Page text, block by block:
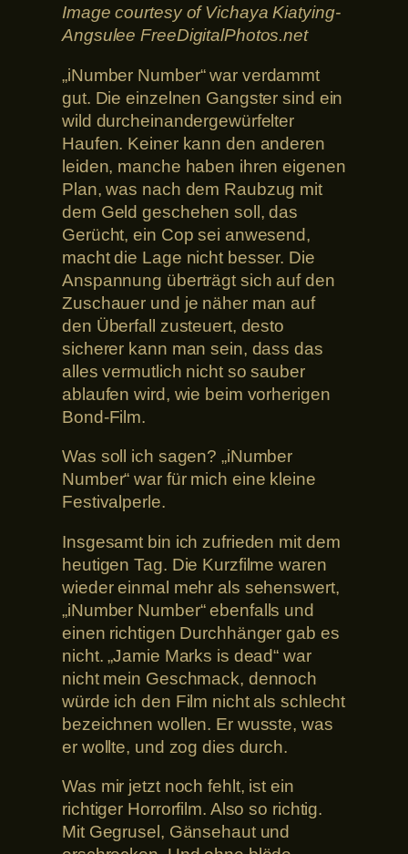
Image courtesy of Vichaya Kiatying-
Angsulee FreeDigitalPhotos.net
„iNumber Number“ war verdammt
gut. Die einzelnen Gangster sind ein
wild durcheinandergewürfelter
Haufen. Keiner kann den anderen
leiden, manche haben ihren eigenen
Plan, was nach dem Raubzug mit
dem Geld geschehen soll, das
Gerücht, ein Cop sei anwesend,
macht die Lage nicht besser. Die
Anspannung überträgt sich auf den
Zuschauer und je näher man auf
den Überfall zusteuert, desto
sicherer kann man sein, dass das
alles vermutlich nicht so sauber
ablaufen wird, wie beim vorherigen
Bond-Film.
Was soll ich sagen? „iNumber
Number“ war für mich eine kleine
Festivalperle.
Insgesamt bin ich zufrieden mit dem
heutigen Tag. Die Kurzfilme waren
wieder einmal mehr als sehenswert,
„iNumber Number“ ebenfalls und
einen richtigen Durchhänger gab es
nicht. „Jamie Marks is dead“ war
nicht mein Geschmack, dennoch
würde ich den Film nicht als schlecht
bezeichnen wollen. Er wusste, was
er wollte, und zog dies durch.
Was mir jetzt noch fehlt, ist ein
richtiger Horrorfilm. Also so richtig.
Mit Gegrusel, Gänsehaut und